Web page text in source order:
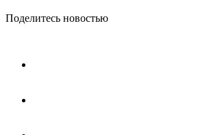
Поделитесь новостью